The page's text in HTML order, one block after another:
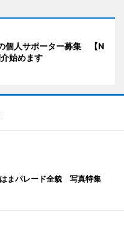
個人サポーター募集 【N
始めます
まパレード全貌 写真特集